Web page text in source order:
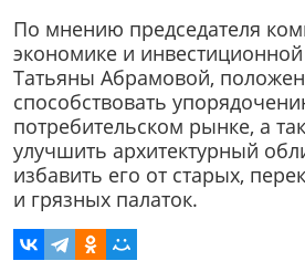
По мнению председателя
экономике и
Татьяны Абрамовой,
способствовать
потребительском рынке, а
улучшить архитектурный
избавить его от старых,
и грязных палаток.